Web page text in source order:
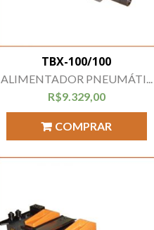
TBX-100/100
ALIMENTADOR PNEUMÁTI...
R$9.329,00
COMPRAR